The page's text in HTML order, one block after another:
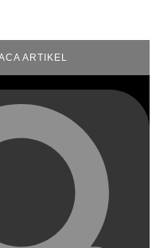
ARTIKEL